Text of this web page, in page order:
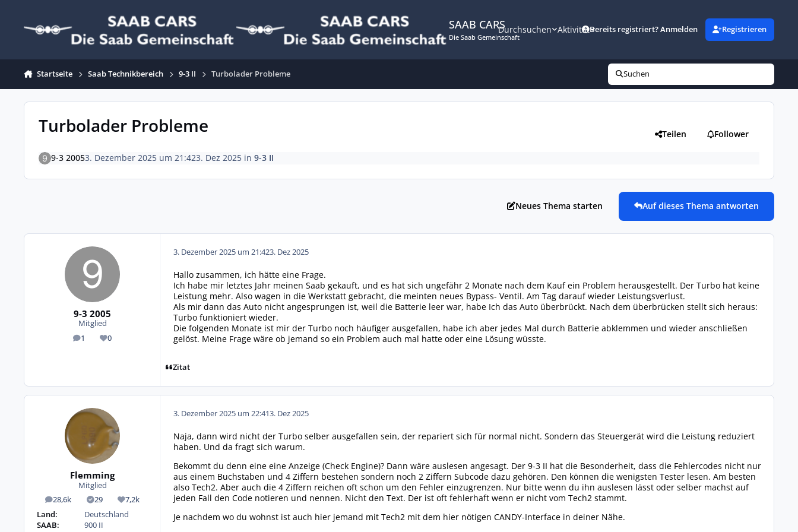
SAAB CARS
Die Saab Gemeinschaft
Durchsuchen AktivitätBereits registriert? Anmelden Registrieren
Startseite Saab Technikbereich 9-3 II Turbolader Probleme Suchen
Turbolader Probleme Teilen Follower
9-3 20053. Dezember 2025 um 21:423. Dez 2025in 9-3 II
Neues Thema starten Auf dieses Thema antworten
9-3 2005
Mitglied
1
Beiträge0
Reputation
3. Dezember 2025 um 21:423. Dez 2025
Hallo zusammen, ich hätte eine Frage.
Ich habe mir letztes Jahr meinen Saab gekauft, und es hat sich ungefähr 2 Monate nach dem Kauf ein Problem herausgestellt. Der Turbo hat keine
Leistung mehr. Also wagen in die Werkstatt gebracht, die meinten neues Bypass- Ventil. Am Tag darauf wieder Leistungsverlust.
Als mir dann das Auto nicht angesprungen ist, weil die Batterie leer war, habe Ich das Auto überbrückt. Nach dem überbrücken stellt sich heraus:
Turbo funktioniert wieder.
Die folgenden Monate ist mir der Turbo noch häufiger ausgefallen, habe ich aber jedes Mal durch Batterie abklemmen und wieder anschließen
gelöst. Meine Frage wäre ob jemand so ein Problem auch mal hatte oder eine Lösung wüsste.
Zitat
Flemming
Mitglied
28,6k
Beiträge 29
Lösungen7,2k
Reputation
Land:
Deutschland
SAAB:
900 II
3. Dezember 2025 um 22:413. Dez 2025
Naja, dann wird nicht der Turbo selber ausgefallen sein, der repariert sich für normal nicht. Sondern das Steuergerät wird die Leistung reduziert
haben. Und da fragt sich warum.
Bekommt du denn eine eine Anzeige (Check Engine)? Dann wäre auslesen angesagt. Der 9-3 II hat die Besonderheit, dass die Fehlercodes nicht nur
aus einem Buchstaben und 4 Ziffern bestehen sondern noch 2 Ziffern Subcode dazu gehören. Den können die wenigsten Tester lesen. Am besten
also Tech2. Aber auch die 4 Ziffern reichen oft schon um den Fehler einzugrenzen. Nur bitte wenn du ihn auslesen lässt oder selber machst auf
jeden Fall den Code notieren und nennen. Nicht den Text. Der ist oft fehlerhaft wenn er nicht vom Tech2 stammt.
Je nachdem wo du wohnst ist auch hier jemand mit Tech2 mit dem hier nötigen CANDY-Interface in deiner Nähe.